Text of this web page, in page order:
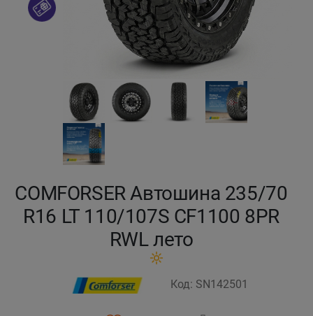
COMFORSER Автошина 235/70
R16 LT 110/107S CF1100 8PR
RWL лето
Код: SN142501
Кокшетау
Кызылорда
Петропавловск
Семей